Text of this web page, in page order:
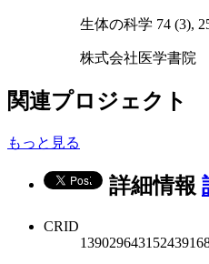
生体の科学 74 (3),
株式会社医学書院
関連プロジェクト
もっと見る
詳細情報
CRID